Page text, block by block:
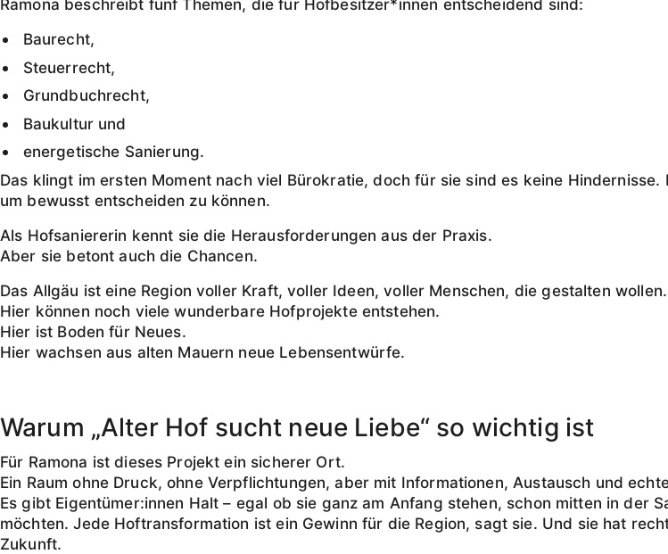
Ramona beschreibt fünf Themen, die für Hofbesitzer*innen entscheidend sind:
Baurecht,
Steuerrecht,
Grundbuchrecht,
Baukultur und
energetische Sanierung.
Das klingt im ersten Moment nach viel Bürokratie, doch für sie sind es keine
um bewusst entscheiden zu können.
Als Hofsaniererin kennt sie die Herausforderungen aus der Praxis.
Aber sie betont auch die Chancen.
Das Allgäu ist eine Region voller Kraft, voller Ideen, voller Menschen, die gestalten
Hier können noch viele wunderbare Hofprojekte entstehen.
Hier ist Boden für Neues.
Hier wachsen aus alten Mauern neue Lebensentwürfe.
Warum „Alter Hof sucht neue Liebe“ so wichtig ist
Für Ramona ist dieses Projekt ein sicherer Ort.
Ein Raum ohne Druck, ohne Verpflichtungen, aber mit Informationen, Austausch und
Es gibt Eigentümer:innen Halt – egal ob sie ganz am Anfang stehen, schon mitten in der
möchten. Jede Hoftransformation ist ein Gewinn für die Region, sagt sie. Und sie hat
Zukunft.